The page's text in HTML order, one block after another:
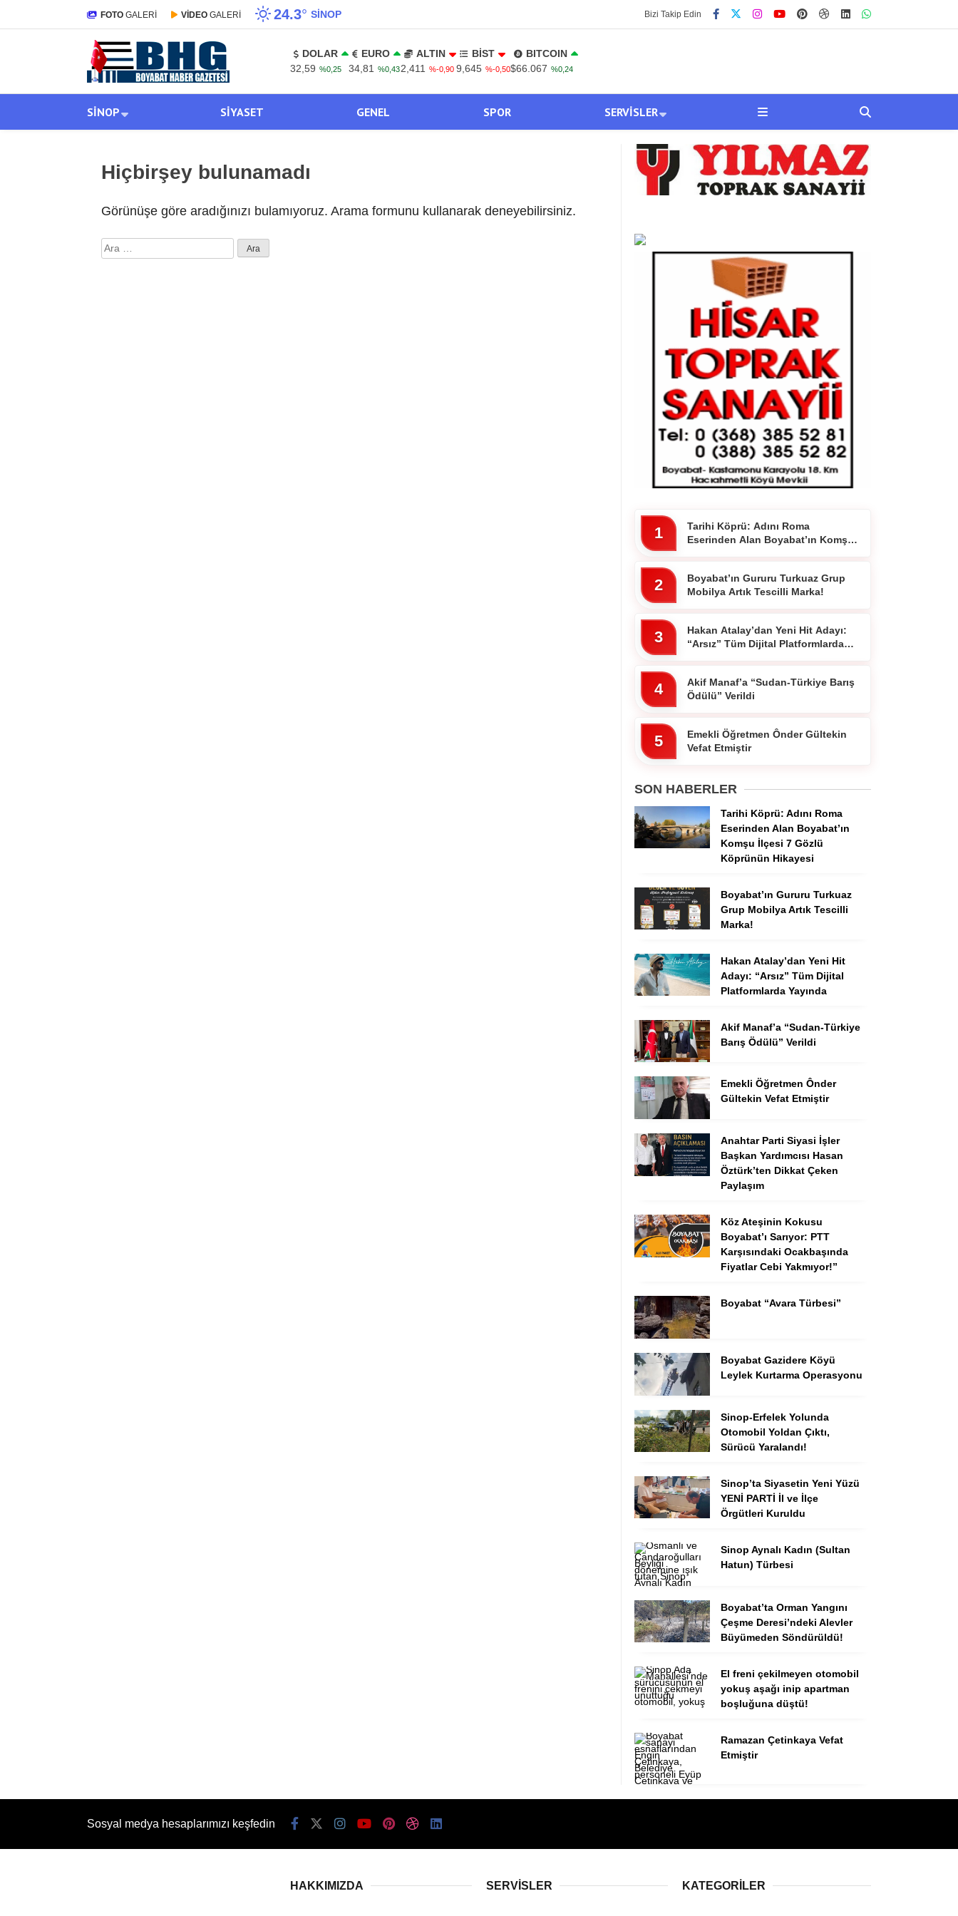
FOTO GALERİ VİDEO GALERİ 24.3° SINOP Bizi Takip Edin
DOLAR
32,59 %0,25
EURO
34,81
%0,43
ALTIN
2,411
%-0,90
BİST
9,645 %-0,50
BITCOIN
$66.067 %0,24
SINOP SIYASET GENEL SPOR SERVISLER
Hiçbirşey bulunamadı
Görünüşe göre aradığınızı bulamıyoruz. Arama formunu kullanarak deneyebilirsiniz.
Arama:
1
Tarihi Köprü: Adını Roma
Eserinden Alan Boyabat’ın Komşu
2
Boyabat’ın Gururu Turkuaz Grup
Mobilya Artık Tescilli Marka!
3
Hakan Atalay’dan Yeni Hit Adayı:
“Arsız” Tüm Dijital Platformlarda
4
Akif Manaf’a “Sudan-Türkiye Barış
Ödülü” Verildi
5
Emekli Öğretmen Ônder Gültekin
Vefat Etmiştir
SON HABERLER
Tarihi Köprü: Adını Roma
Eserinden Alan Boyabat’ın
Komşu İlçesi 7 Gözlü
Köprünün Hikayesi
Boyabat’ın Gururu Turkuaz
Grup Mobilya Artık Tescilli
Marka!
Hakan Atalay’dan Yeni Hit
Adayı: “Arsız” Tüm Dijital
Platformlarda Yayında
Akif Manaf’a “Sudan-Türkiye
Barış Ödülü” Verildi
Emekli Öğretmen Ônder
Gültekin Vefat Etmiştir
Anahtar Parti Siyasi İşler
Başkan Yardımcısı Hasan
Öztürk’ten Dikkat Çeken
Paylaşım
Köz Ateşinin Kokusu
Boyabat’ı Sarıyor: PTT
Karşısındaki Ocakbaşında
Fiyatlar Cebi Yakmıyor!”
Boyabat “Avara Türbesi”
Boyabat Gazidere Köyü
Leylek Kurtarma Operasyonu
Sinop-Erfelek Yolunda
Otomobil Yoldan Çıktı,
Sürücü Yaralandı!
Sinop’ta Siyasetin Yeni Yüzü
YENİ PARTİ İl ve İlçe
Örgütleri Kuruldu
Sinop Aynalı Kadın (Sultan
Hatun) Türbesi
Boyabat’ta Orman Yangını
Çeşme Deresi’ndeki Alevler
Büyümeden Söndürüldü!
El freni çekilmeyen otomobil
yokuş aşağı inip apartman
boşluğuna düştü!
Ramazan Çetinkaya Vefat
Etmiştir
Sosyal medya hesaplarımızı keşfedin
HAKKIMIZDA SERVISLER KATEGORILER